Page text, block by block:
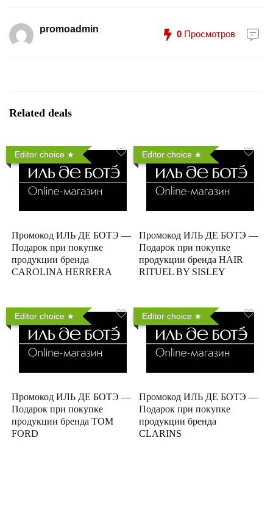
promoadmin 0 Просмотров
Related deals
Editor choice
Промокод ИЛЬ ДЕ БОТЭ —
Подарок при покупке
продукции бренда
CAROLINA HERRERA
Editor choice
Промокод ИЛЬ ДЕ БОТЭ —
Подарок при покупке
продукции бренда HAIR
RITUEL BY SISLEY
Editor choice
Промокод ИЛЬ ДЕ БОТЭ —
Подарок при покупке
продукции бренда TOM
FORD
Editor choice
Промокод ИЛЬ ДЕ БОТЭ —
Подарок при покупке
продукции бренда
CLARINS